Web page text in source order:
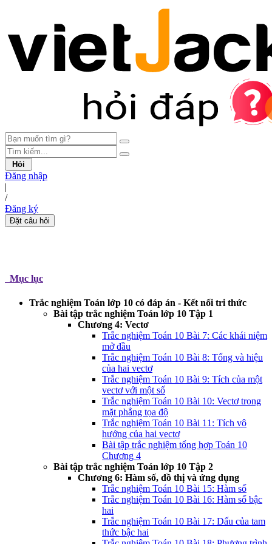
Hỏi
Đăng nhập
|
/
Đăng ký
Đặt câu hỏi
Mục lục
Trắc nghiệm Toán lớp 10 có đáp án - Kết nối tri thức
Bài tập trắc nghiệm Toán lớp 10 Tập 1
Chương 4: Vectơ
Trắc nghiệm Toán 10 Bài 7: Các khái niệm
mở đầu
Trắc nghiệm Toán 10 Bài 8: Tổng và hiệu
của hai vectơ
Trắc nghiệm Toán 10 Bài 9: Tích của một
vectơ với một số
Trắc nghiệm Toán 10 Bài 10: Vectơ trong
mặt phẳng tọa độ
Trắc nghiệm Toán 10 Bài 11: Tích vô
hướng của hai vectơ
Bài tập trắc nghiệm tổng hợp Toán 10
Chương 4
Bài tập trắc nghiệm Toán lớp 10 Tập 2
Chương 6: Hàm số, đồ thị và ứng dụng
Trắc nghiệm Toán 10 Bài 15: Hàm số
Trắc nghiệm Toán 10 Bài 16: Hàm số bậc
hai
Trắc nghiệm Toán 10 Bài 17: Dấu của tam
thức bậc hai